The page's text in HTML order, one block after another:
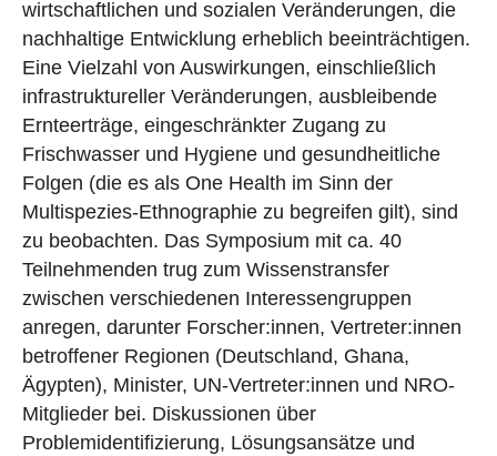
wirtschaftlichen und sozialen Veränderungen, die
nachhaltige Entwicklung erheblich beeinträchtigen.
Eine Vielzahl von Auswirkungen, einschließlich
infrastruktureller Veränderungen, ausbleibende
Ernteerträge, eingeschränkter Zugang zu
Frischwasser und Hygiene und gesundheitliche
Folgen (die es als One Health im Sinn der
Multispezies-Ethnographie zu begreifen gilt), sind
zu beobachten. Das Symposium mit ca. 40
Teilnehmenden trug zum Wissenstransfer
zwischen verschiedenen Interessengruppen
anregen, darunter Forscher:innen, Vertreter:innen
betroffener Regionen (Deutschland, Ghana,
Ägypten), Minister, UN-Vertreter:innen und NRO-
Mitglieder bei. Diskussionen über
Problemidentifizierung, Lösungsansätze und